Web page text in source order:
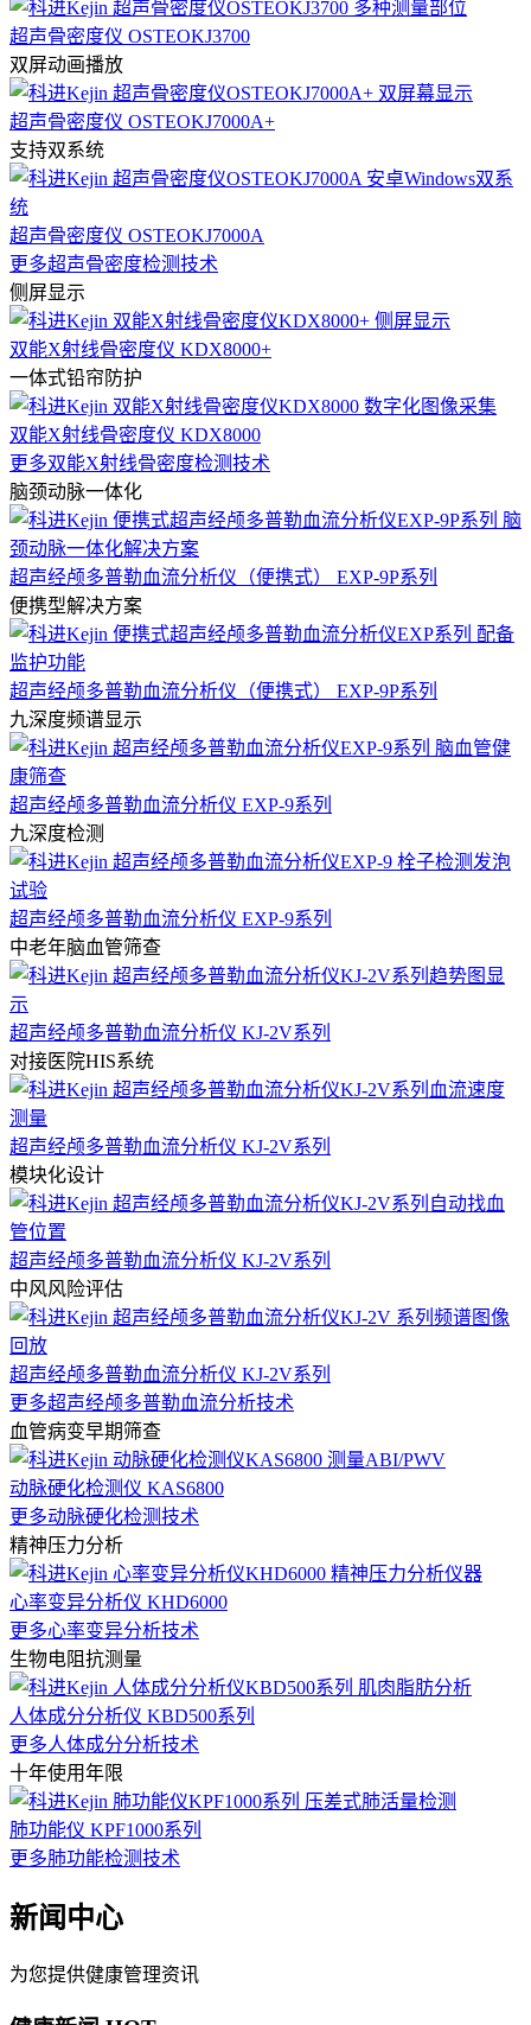
超声骨密度仪 OSTEOKJ3700
双屏动画播放
超声骨密度仪 OSTEOKJ7000A+
支持双系统
超声骨密度仪 OSTEOKJ7000A
更多超声骨密度检测技术
侧屏显示
双能X射线骨密度仪 KDX8000+
一体式铅帘防护
双能X射线骨密度仪 KDX8000
更多双能X射线骨密度检测技术
脑颈动脉一体化
超声经颅多普勒血流分析仪（便携式） EXP-9P系列
便携型解决方案
超声经颅多普勒血流分析仪（便携式） EXP-9P系列
九深度频谱显示
超声经颅多普勒血流分析仪 EXP-9系列
九深度检测
超声经颅多普勒血流分析仪 EXP-9系列
中老年脑血管筛查
超声经颅多普勒血流分析仪 KJ-2V系列
对接医院HIS系统
超声经颅多普勒血流分析仪 KJ-2V系列
模块化设计
超声经颅多普勒血流分析仪 KJ-2V系列
中风风险评估
超声经颅多普勒血流分析仪 KJ-2V系列
更多超声经颅多普勒血流分析技术
血管病变早期筛查
动脉硬化检测仪 KAS6800
更多动脉硬化检测技术
精神压力分析
心率变异分析仪 KHD6000
更多心率变异分析技术
生物电阻抗测量
人体成分分析仪 KBD500系列
更多人体成分分析技术
十年使用年限
肺功能仪 KPF1000系列
更多肺功能检测技术
新闻中心
为您提供健康管理资讯